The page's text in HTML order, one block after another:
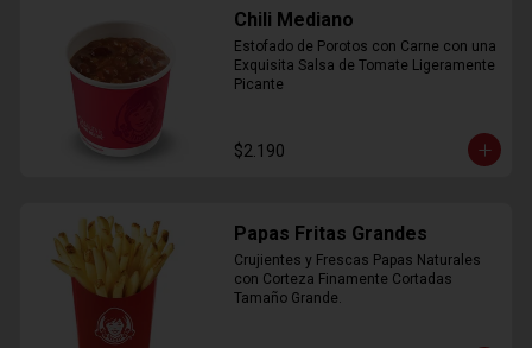
Chili Mediano
Estofado de Porotos con Carne con una
Exquisita Salsa de Tomate Ligeramente
Picante
$2.190
Papas Fritas Grandes
Crujientes y Frescas Papas Naturales
con Corteza Finamente Cortadas
Tamaño Grande.